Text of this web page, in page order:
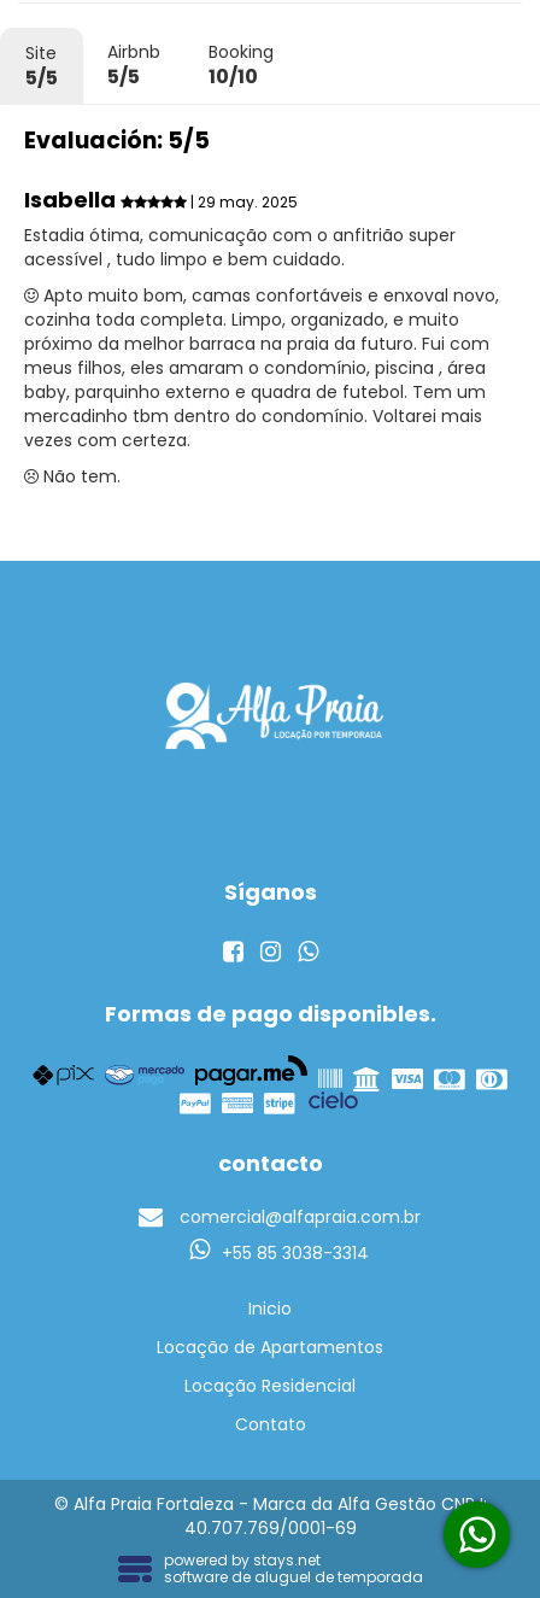
Site
5/5
Airbnb
5/5
Booking
10/10
Evaluación: 5/5
Isabella | 29 may. 2025
Estadia ótima, comunicação com o anfitrião super
acessível , tudo limpo e bem cuidado.
Apto muito bom, camas confortáveis e enxoval novo,
cozinha toda completa. Limpo, organizado, e muito
próximo da melhor barraca na praia da futuro. Fui com
meus filhos, eles amaram o condomínio, piscina , área
baby, parquinho externo e quadra de futebol. Tem um
mercadinho tbm dentro do condomínio. Voltarei mais
vezes com certeza.
Não tem.
Síganos
Formas de pago disponibles.
contacto
comercial@alfapraia.com.br
+55 85 3038-3314
Inicio
Locação de Apartamentos
Locação Residencial
Contato
© Alfa Praia Fortaleza - Marca da Alfa Gestão CNPJ:
40.707.769/0001-69
powered bystays.net
software de aluguel de temporada